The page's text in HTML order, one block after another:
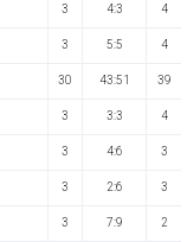
3 4:3 4
3 5:5 4
30 43:51 39
3 3:3 4
3 4:6 3
3 2:6 3
3 7:9 2